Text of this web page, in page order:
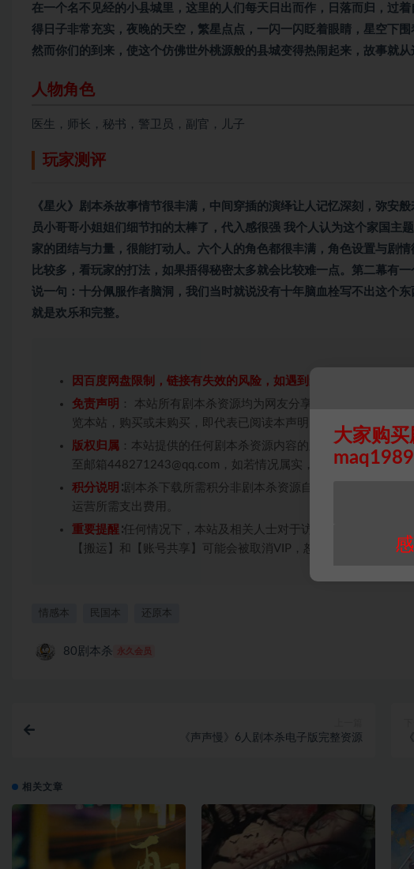
在一个名不见经的小县城里，这里的人们每天日出而作，日落而归，过
得日子非常充实，夜晚的天空，繁星点点，一闪一闪眨着眼睛，星空下
然而你们的到来，使这个仿佛世外桃源般的县城变得热闹起来，故事就
人物角色
医生，师长，秘书，警卫员，副官，儿子
玩家测评
《星火》 剧本杀故事情节很丰满，中间穿插的演绎让人记忆深刻，弥安
员小哥哥小姐姐们细节扣的太棒了，代入感很强 我个人认为这个家国主
家的团结与力量，很能打动人。六个人的角色都很丰满，角色设置与剧
比较多，看玩家的打法，如果捂得秘密太多就会比较难一点。第二幕有
说一句：十分佩服作者脑洞，我们当时就说没有十年脑血栓写不出这个
就是欢乐和完整。
因百度网盘限制，链接有失效的风险，如遇到无效链接请联系
免责声明 ： 本站所有剧本杀资源均为网友分享投稿+个人整理而
览本站，购买或未购买，即代表已阅读本声明，理解并同意受本
版权归属 ：本站提供的任何剧本杀资源内容的版权均属于机关版
至邮箱448271243@qq.com，如若情况属实，我们将会在三天内
积分说明 ∶剧本杀下载所需积分非剧本杀资源自身价值，本站积
运营所需支出费用。
重要提醒 ∶任何情况下，本站及相关人士对于访问或购买使用引
【搬运】和【账号共享】可能会被取消VIP，恕不另行通知！
情感本 民国本 还原本
80剧本杀 永久会员
《声声慢》6人剧本杀电子版完整资源
相关文章
大家购买
maq1989